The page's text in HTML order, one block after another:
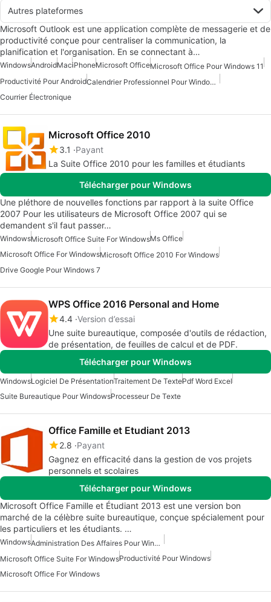
Autres plateformes
Microsoft Outlook est une application complète de messagerie et de
productivité conçue pour centraliser la communication, la
planification et l'organisation. En se connectant à…
WindowsAndroidMaciPhoneMicrosoft OfficeMicrosoft Office Pour Windows 11
Productivité Pour Android
Calendrier Professionnel Pour Windows 10
Courrier Électronique
Microsoft Office 2010
3.1
Payant
La Suite Office 2010 pour les familles et étudiants
Télécharger pour Windows
Une pléthore de nouvelles fonctions par rapport à la suite Office
2007 Pour les utilisateurs de Microsoft Office 2007 qui se
demandent s'il faut passer…
WindowsMicrosoft Office Suite For WindowsMs Office
Microsoft Office For WindowsMicrosoft Office 2010 For Windows
Drive Google Pour Windows 7
WPS Office 2016 Personal and Home
4.4 Version d’essai
Une suite bureautique, composée d'outils de rédaction,
de présentation, de feuilles de calcul et de PDF.
Télécharger pour Windows
WindowsLogiciel De PrésentationTraitement De TextePdf Word Excel
Suite Bureautique Pour WindowsProcesseur De Texte
Office Famille et Etudiant 2013
2.8 Payant
Gagnez en efficacité dans la gestion de vos projets
personnels et scolaires
Télécharger pour Windows
Microsoft Office Famille et Étudiant 2013 est une version bon
marché de la célèbre suite bureautique, conçue spécialement pour
les particuliers et les étudiants. …
Windows
Administration Des Affaires Pour Windows
Microsoft Office Suite For WindowsProductivité Pour Windows
Microsoft Office For Windows